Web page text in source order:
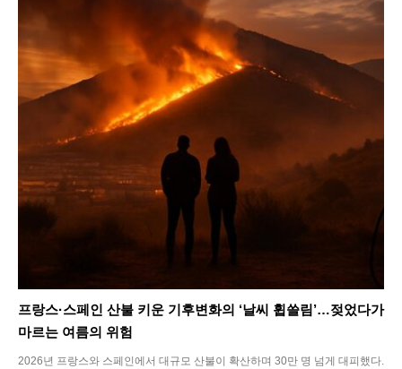
프랑스·스페인 산불 키운 기후변화의 ‘날씨 휩쓸림’…젖었다가
마르는 여름의 위험
2026년 프랑스와 스페인에서 대규모 산불이 확산하며 30만 명 넘게 대피했다.